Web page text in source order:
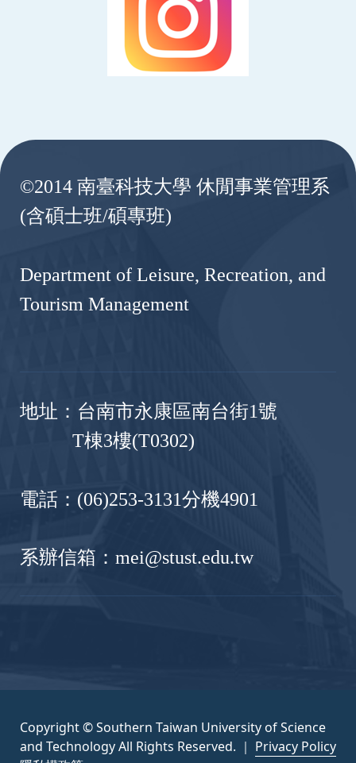
©2014 南臺科技大學 休閒事業管理系
(含碩士班/碩專班)
Department of Leisure, Recreation, and
Tourism Management
地址：台南市永康區南台街1號
T棟3樓(T0302)
電話：(06)253-3131分機4901
系辦信箱：mei@stust.edu.tw
Copyright © Southern Taiwan University of Science
and Technology All Rights Reserved. ｜ Privacy Policy